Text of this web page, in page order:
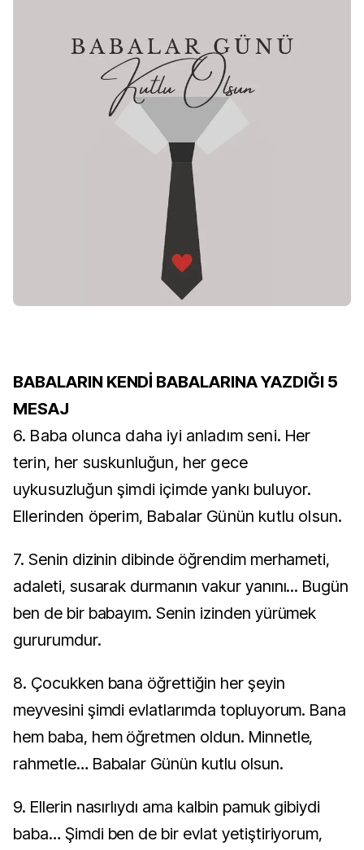
BABALARIN KENDİ BABALARINA YAZDIĞI 5
MESAJ
6. Baba olunca daha iyi anladım seni. Her
terin, her suskunluğun, her gece
uykusuzluğun şimdi içimde yankı buluyor.
Ellerinden öperim, Babalar Günün kutlu olsun.
7. Senin dizinin dibinde öğrendim merhameti,
adaleti, susarak durmanın vakur yanını... Bugün
ben de bir babayım. Senin izinden yürümek
gururumdur.
8. Çocukken bana öğrettiğin her şeyin
meyvesini şimdi evlatlarımda topluyorum. Bana
hem baba, hem öğretmen oldun. Minnetle,
rahmetle… Babalar Günün kutlu olsun.
9. Ellerin nasırlıydı ama kalbin pamuk gibiydi
baba… Şimdi ben de bir evlat yetiştiriyorum,